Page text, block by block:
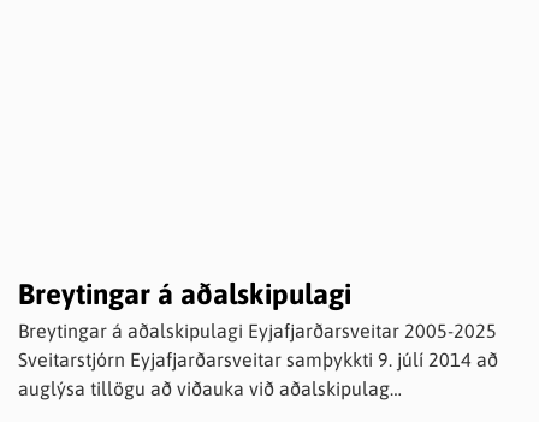
Breytingar á aðalskipulagi
Breytingar á aðalskipulagi Eyjafjarðarsveitar 2005-2025
Sveitarstjórn Eyjafjarðarsveitar samþykkti 9. júlí 2014 að
auglýsa tillögu að viðauka við aðalskipulag